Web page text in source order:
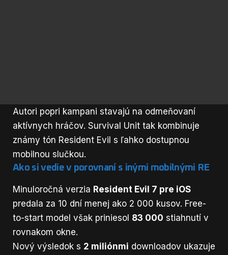
Autori popri kampani stavajú na odmeňovaní
aktívnych hráčov. Survival Unit tak kombinuje
známy tón Resident Evil s ľahko dostupnou
mobilnou slučkou.
Ako si vedie v porovnaní s inými mobilnými RE
Minuloročná verzia Resident Evil 7 pre iOS
predala za 10 dní menej ako 2 000 kusov. Free-
to-start model však priniesol 83 000 stiahnutí v
rovnakom okne.
Nový výsledok s 2 miliónmi downloadov ukazuje